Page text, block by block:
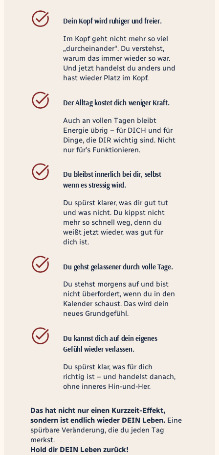
Dein Kopf wird ruhiger und freier.
Im Kopf geht nicht mehr so viel
„durcheinander“. Du verstehst,
warum das immer wieder so war.
Und jetzt handelst du anders und
hast wieder Platz im Kopf.
Der Alltag kostet dich weniger Kraft.
Auch an vollen Tagen bleibt
Energie übrig – für DICH und für
Dinge, die DIR wichtig sind. Nicht
nur für’s Funktionieren.
Du bleibst innerlich bei dir, selbst
wenn es stressig wird.
Du spürst klarer, was dir gut tut
und was nicht. Du kippst nicht
mehr so schnell weg, denn du
weißt jetzt wieder, was gut für
dich ist.
Du gehst gelassener durch volle Tage.
Du stehst morgens auf und bist
nicht überfordert, wenn du in den
Kalender schaust. Das wird dein
neues Grundgefühl.
Du kannst dich auf dein eigenes
Gefühl wieder verlassen.
Du spürst klar, was für dich
richtig ist – und handelst danach,
ohne inneres Hin-und-Her.
Das hat nicht nur einen Kurzzeit-Effekt,
sondern ist endlich wieder DEIN Leben.Eine
spürbare Veränderung, die du jeden Tag
merkst.
Hold dir DEIN Leben zurück!